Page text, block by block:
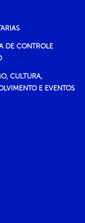
DE CONTROLE
CULTURA,
E EVENTOS